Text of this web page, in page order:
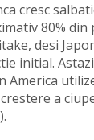
cresc
80% din
desi
initial.
America
a